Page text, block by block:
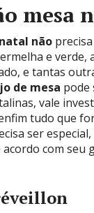
mesa
não
e verde,
e tantas
de mesa pode
vale
tudo que
ser
com seu